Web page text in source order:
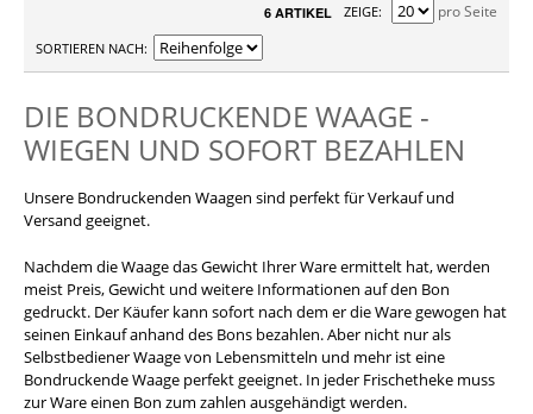
6 ARTIKEL ZEIGE pro Seite
SORTIEREN NACH
DIE BONDRUCKENDE WAAGE -
WIEGEN UND SOFORT BEZAHLEN
Unsere Bondruckenden Waagen sind perfekt für Verkauf und
Versand geeignet.
Nachdem die Waage das Gewicht Ihrer Ware ermittelt hat, werden
meist Preis, Gewicht und weitere Informationen auf den Bon
gedruckt. Der Käufer kann sofort nach dem er die Ware gewogen hat
seinen Einkauf anhand des Bons bezahlen. Aber nicht nur als
Selbstbediener Waage von Lebensmitteln und mehr ist eine
Bondruckende Waage perfekt geeignet. In jeder Frischetheke muss
zur Ware einen Bon zum zahlen ausgehändigt werden.